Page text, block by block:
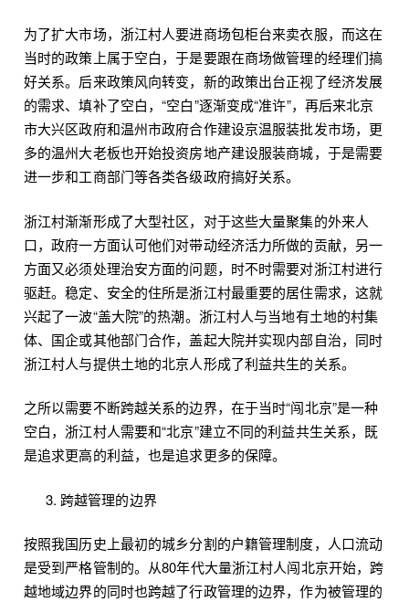
为了扩大市场，浙江村人要进商场包柜台来卖衣服，而这在
当时的政策上属于空白，于是要跟在商场做管理的经理们搞
好关系。后来政策风向转变，新的政策出台正视了经济发展
的需求、填补了空白，“空白”逐渐变成“准许”，再后来北京
市大兴区政府和温州市政府合作建设京温服装批发市场，更
多的温州大老板也开始投资房地产建设服装商城，于是需要
进一步和工商部门等各类各级政府搞好关系。
浙江村渐渐形成了大型社区，对于这些大量聚集的外来人
口，政府一方面认可他们对带动经济活力所做的贡献，另一
方面又必须处理治安方面的问题，时不时需要对浙江村进行
驱赶。稳定、安全的住所是浙江村最重要的居住需求，这就
兴起了一波“盖大院”的热潮。浙江村人与当地有土地的村集
体、国企或其他部门合作，盖起大院并实现内部自治，同时
浙江村人与提供土地的北京人形成了利益共生的关系。
之所以需要不断跨越关系的边界，在于当时“闯北京”是一种
空白，浙江村人需要和“北京”建立不同的利益共生关系，既
是追求更高的利益，也是追求更多的保障。
跨越管理的边界
按照我国历史上最初的城乡分割的户籍管理制度，人口流动
是受到严格管制的。从80年代大量浙江村人闯北京开始，跨
越地域边界的同时也跨越了行政管理的边界，作为被管理的